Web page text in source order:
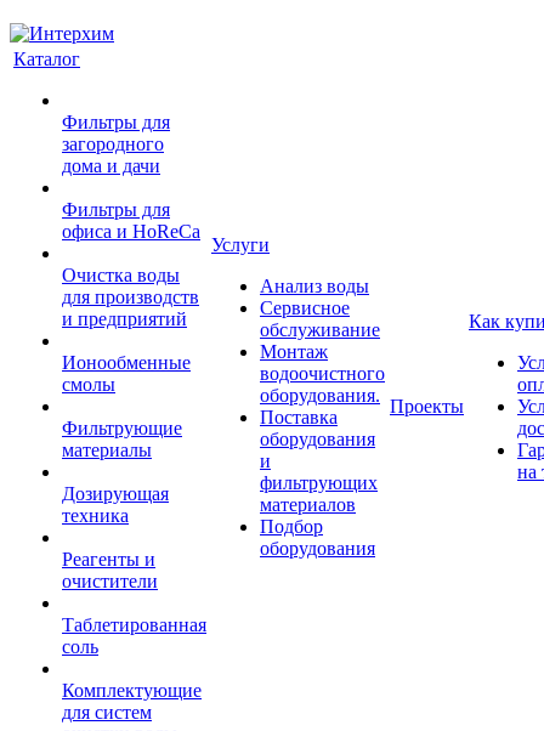
Каталог
Фильтры для
загородного
дома и дачи
Фильтры для
офиса и HoReCa
Очистка воды
для производств
и предприятий
Ионообменные
смолы
Фильтрующие
материалы
Дозирующая
техника
Реагенты и
очистители
Таблетированная
соль
Комплектующие
для систем
Услуги
Анализ воды
Сервисное
обслуживание
Монтаж
водоочистного
оборудования.
Поставка
оборудования
и
фильтрующих
материалов
Подбор
оборудования
Проекты
Как
на